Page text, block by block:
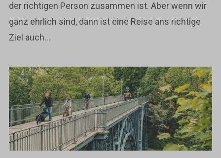
der richtigen Person zusammen ist. Aber wenn wir
ganz ehrlich sind, dann ist eine Reise ans richtige
Ziel auch...